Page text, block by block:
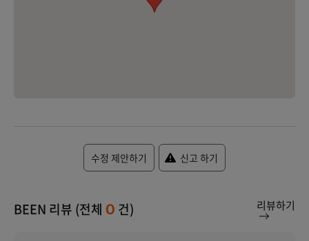
수정 제안하기 신고 하기
BEEN 리뷰 (전체 0 건) 리뷰하기